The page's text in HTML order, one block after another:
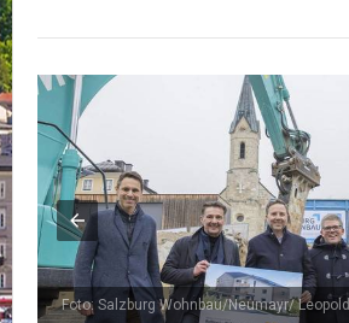
Foto: Salzburg Wohnbau/Neumayr/ Leopold